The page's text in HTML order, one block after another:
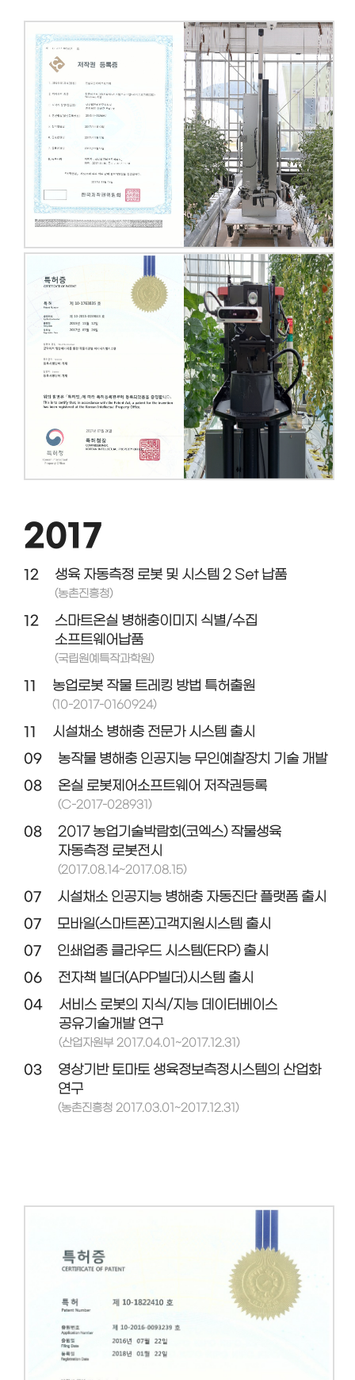
2017
12 생육 자동측정 로봇 및 시스템 2 Set 납품
(농촌진흥청)
12
스마트온실 병해충이미지 식별/수집
소프트웨어납품
(국립원예특작과학원)
11 농업로봇 작물 트레킹 방법 특허출원
(10-2017-0160924)
11
시설채소 병해충 전문가 시스템 출시
09
농작물 병해충 인공지능 무인예찰장치 기술 개발
08
온실 로봇제어소프트웨어 저작권등록
(C-2017-028931)
08
2017 농업기술박람회(코엑스) 작물생육
자동측정 로봇전시
(2017.08.14~2017.08.15)
07
시설채소 인공지능 병해충 자동진단 플랫폼 출시
07
모바일(스마트폰)고객지원시스템 출시
07
인쇄업종 클라우드 시스템(ERP) 출시
06
전자책 빌더(APP빌더)시스템 출시
04
서비스 로봇의 지식/지능 데이터베이스
공유기술개발 연구
(산업자원부 2017.04.01~2017.12.31)
03
영상기반 토마토 생육정보측정시스템의 산업화
연구
(농촌진흥청 2017.03.01~2017.12.31)